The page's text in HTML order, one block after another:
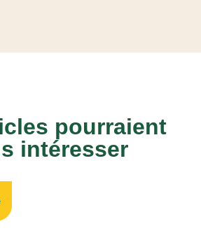
pourraient
intéresser